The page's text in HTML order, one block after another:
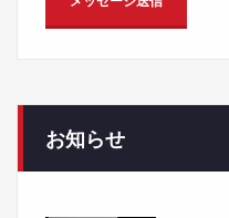
お知らせ